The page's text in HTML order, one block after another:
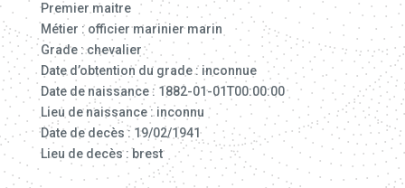
Premier maitre
Métier : officier marinier marin
Grade : chevalier
Date d’obtention du grade : inconnue
Date de naissance : 1882-01-01T00:00:00
Lieu de naissance : inconnu
Date de decès : 19/02/1941
Lieu de decès : brest